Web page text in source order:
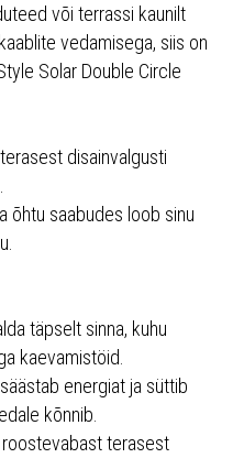
või terrassi kaunilt
vedamisega, siis on
Solar Double Circle
disainvalgusti
õhtu saabudes loob sinu
täpselt sinna, kuhu
kaevamistöid.
energiat ja süttib
kõnnib.
terasest